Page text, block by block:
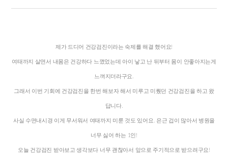
제가 드디어 건강검진이라는 숙제를 해결 했어요!
여태까지 살면서 내몸은 건강하다 느꼈었는데 아이 낳고 난 뒤부터 몸이 안좋아지는게
느껴지더라구요.
그래서 이번 기회에 건강검진을 한번 해보자 해서 미루고 미뤘던 건강검진을 하고 왔
답니다.
사실 수면내시경 이게 무서워서 여태까지 미룬 것도 있어요. 은근 겁이 많아서 병원을
너무 싫어 하는 1인!
오늘 건강검진 받아보고 생각보다 너무 괜찮아서 앞으로 주기적으로 받으려구요!